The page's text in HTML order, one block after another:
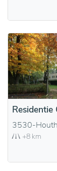
Residentie
3530-
+8 km